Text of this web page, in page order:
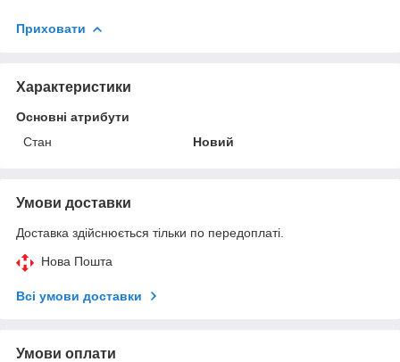
Приховати
Характеристики
Основні атрибути
Стан
Новий
Умови доставки
Доставка здійснюється тільки по передоплаті.
Нова Пошта
Всі умови доставки
Умови оплати